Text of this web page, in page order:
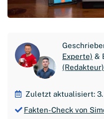
Experte) &
(Redakteur)
Zuletzt aktualisiert:
Fakten-Check von